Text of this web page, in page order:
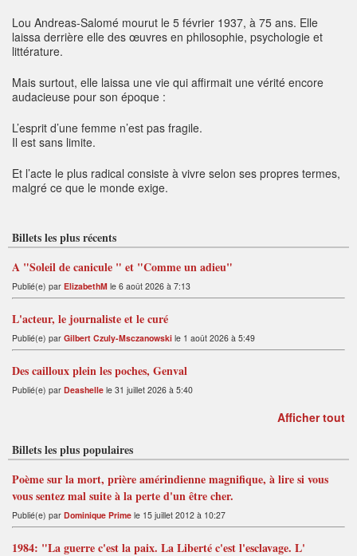
Lou Andreas-Salomé mourut le 5 février 1937, à 75 ans. Elle
laissa derrière elle des œuvres en philosophie, psychologie et
littérature.
Mais surtout, elle laissa une vie qui affirmait une vérité encore
audacieuse pour son époque :
L’esprit d’une femme n’est pas fragile.
Il est sans limite.
Et l’acte le plus radical consiste à vivre selon ses propres termes,
malgré ce que le monde exige.
Billets les plus récents
A "Soleil de canicule " et "Comme un adieu"
Publié(e) par ElizabethM le 6 août 2026 à 7:13
L'acteur, le journaliste et le curé
Publié(e) par Gilbert Czuly-Msczanowski le 1 août 2026 à 5:49
Des cailloux plein les poches, Genval
Publié(e) par Deashelle le 31 juillet 2026 à 5:40
Afficher tout
Billets les plus populaires
Poème sur la mort, prière amérindienne magnifique, à lire si vous
vous sentez mal suite à la perte d'un être cher.
Publié(e) par Dominique Prime le 15 juillet 2012 à 10:27
1984: "La guerre c'est la paix. La Liberté c'est l'esclavage. L'